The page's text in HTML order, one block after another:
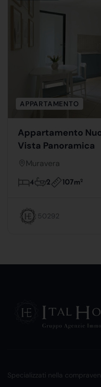
APPARTAMENTO
Appartamento
Vista Panoramica
Muravera
4 2 107m2
50292
Specializzati nella